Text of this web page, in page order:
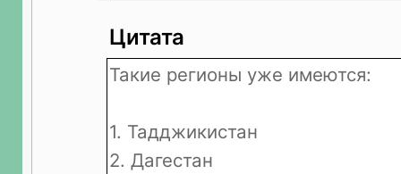
Цитата
Такие регионы уже имеются:
1. Тадджикистан
2. Дагестан